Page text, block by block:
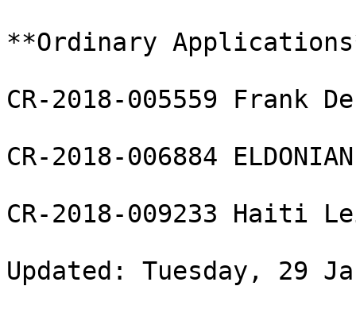
**Ordinary
CR-2018-005559 Frank
CR-2018-006884
CR-2018-009233 Haiti
Updated: Tuesday, 29